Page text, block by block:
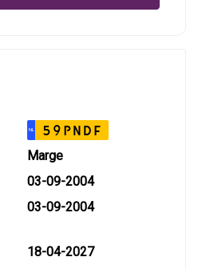
NL 59PNDF
Marge
03-09-2004
03-09-2004
18-04-2027